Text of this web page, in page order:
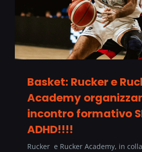
Basket: Rucker e
Academy
incontro formativo
ADHD!!!!
Rucker e Rucker Academy, in